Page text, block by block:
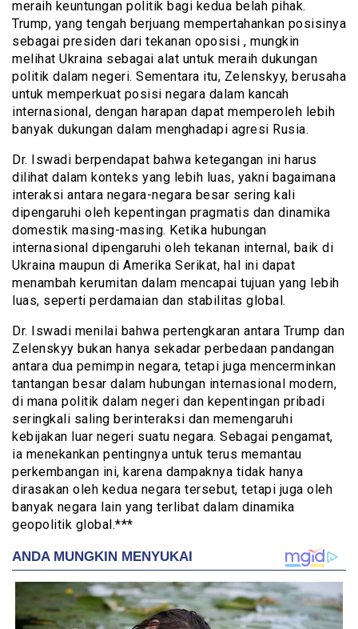
meraih keuntungan politik bagi kedua belah pihak.
Trump, yang tengah berjuang mempertahankan posisinya
sebagai presiden dari tekanan oposisi , mungkin
melihat Ukraina sebagai alat untuk meraih dukungan
politik dalam negeri. Sementara itu, Zelenskyy, berusaha
untuk memperkuat posisi negara dalam kancah
internasional, dengan harapan dapat memperoleh lebih
banyak dukungan dalam menghadapi agresi Rusia.
Dr. Iswadi berpendapat bahwa ketegangan ini harus
dilihat dalam konteks yang lebih luas, yakni bagaimana
interaksi antara negara-negara besar sering kali
dipengaruhi oleh kepentingan pragmatis dan dinamika
domestik masing-masing. Ketika hubungan
internasional dipengaruhi oleh tekanan internal, baik di
Ukraina maupun di Amerika Serikat, hal ini dapat
menambah kerumitan dalam mencapai tujuan yang lebih
luas, seperti perdamaian dan stabilitas global.
Dr. Iswadi menilai bahwa pertengkaran antara Trump dan
Zelenskyy bukan hanya sekadar perbedaan pandangan
antara dua pemimpin negara, tetapi juga mencerminkan
tantangan besar dalam hubungan internasional modern,
di mana politik dalam negeri dan kepentingan pribadi
seringkali saling berinteraksi dan memengaruhi
kebijakan luar negeri suatu negara. Sebagai pengamat,
ia menekankan pentingnya untuk terus memantau
perkembangan ini, karena dampaknya tidak hanya
dirasakan oleh kedua negara tersebut, tetapi juga oleh
banyak negara lain yang terlibat dalam dinamika
geopolitik global.***